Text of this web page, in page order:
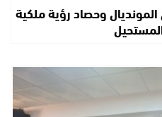
وحصاد رؤية ملكية